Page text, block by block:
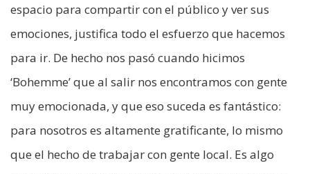
espacio para compartir con el público y ver sus
emociones, justifica todo el esfuerzo que hacemos
para ir. De hecho nos pasó cuando hicimos
‘Bohemme’ que al salir nos encontramos con gente
muy emocionada, y que eso suceda es fantástico:
para nosotros es altamente gratificante, lo mismo
que el hecho de trabajar con gente local. Es algo